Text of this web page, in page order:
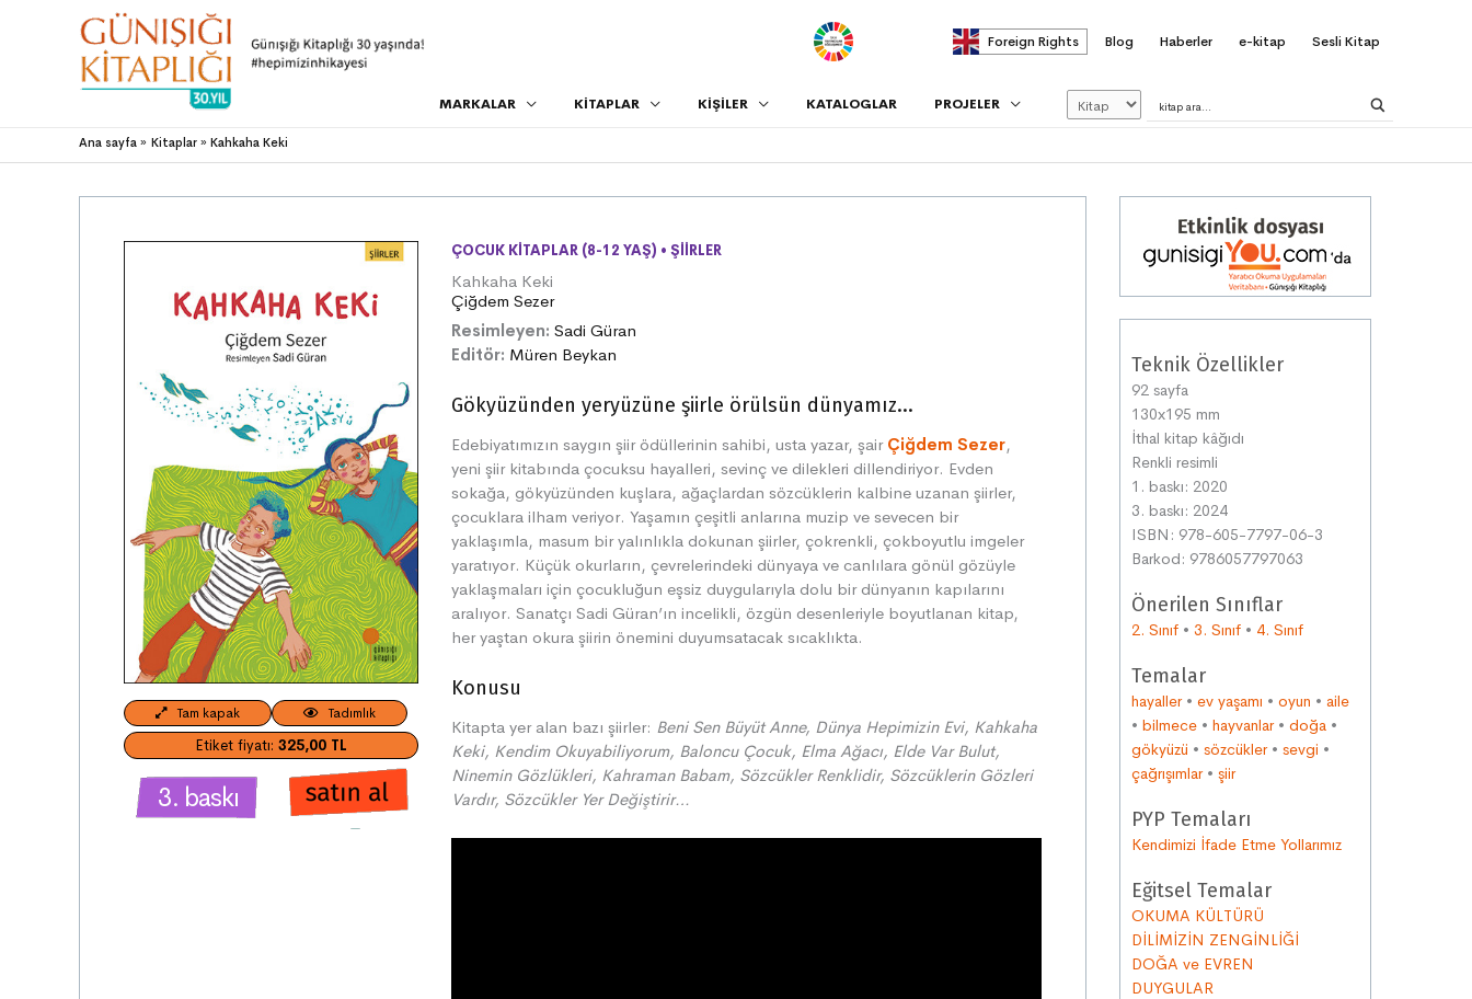
. Foreign Rights Blog Haberler e-kitap Sesli Kitap
MARKALAR KİTAPLAR KİŞİLER KATALOGLAR PROJELER
Ana sayfa Kitaplar Kahkaha Keki
Tam kapak Tadımlık
Etiket fiyatı:325,00 TL
3. baskı
ÇOCUK KITAPLAR (8-12 YAŞ) •ŞIIRLER
Kahkaha Keki
Çiğdem Sezer
Resimleyen: Sadi Güran
Editör: Müren Beykan
Gökyüzünden yeryüzüne şiirle örülsün dünyamız...
Edebiyatımızın saygın şiir ödüllerinin sahibi, usta yazar, şair Çiğdem Sezer,
yeni şiir kitabında çocuksu hayalleri, sevinç ve dilekleri dillendiriyor. Evden
sokağa, gökyüzünden kuşlara, ağaçlardan sözcüklerin kalbine uzanan şiirler,
çocuklara ilham veriyor. Yaşamın çeşitli anlarına muzip ve sevecen bir
yaklaşımla, masum bir yalınlıkla dokunan şiirler, çokrenkli, çokboyutlu imgeler
yaratıyor. Küçük okurların, çevrelerindeki dünyaya ve canlılara gönül gözüyle
yaklaşmaları için çocukluğun eşsiz duygularıyla dolu bir dünyanın kapılarını
aralıyor. Sanatçı Sadi Güran’ın incelikli, özgün desenleriyle boyutlanan kitap,
her yaştan okura şiirin önemini duyumsatacak sıcaklıkta.
Konusu
Kitapta yer alan bazı şiirler: Beni Sen Büyüt Anne, Dünya Hepimizin Evi, Kahkaha
Keki, Kendim Okuyabiliyorum, Baloncu Çocuk, Elma Ağacı, Elde Var Bulut,
Ninemin Gözlükleri, Kahraman Babam, Sözcükler Renklidir, Sözcüklerin Gözleri
Vardır, Sözcükler Yer Değiştirir…
Teknik Özellikler
92 sayfa
130x195 mm
İthal kitap kâğıdı
Renkli resimli
1. baskı: 2020
3. baskı: 2024
ISBN: 978-605-7797-06-3
Barkod: 9786057797063
Önerilen Sınıflar
2. Sınıf • 3. Sınıf • 4. Sınıf
Temalar
hayaller• ev yaşamı • oyun • aile
• bilmece • hayvanlar• doğa •
gökyüzü • sözcükler• sevgi •
çağrışımlar• şiir
PYP Temaları
Kendimizi İfade Etme Yollarımız
Eğitsel Temalar
OKUMA KÜLTÜRÜ
DİLİMİZİN ZENGİNLİĞİ
DOĞA ve EVREN
DUYGULAR